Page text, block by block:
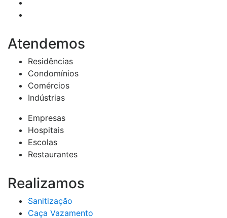
Atendemos
Residências
Condomínios
Comércios
Indústrias
Empresas
Hospitais
Escolas
Restaurantes
Realizamos
Sanitização
Caça Vazamento